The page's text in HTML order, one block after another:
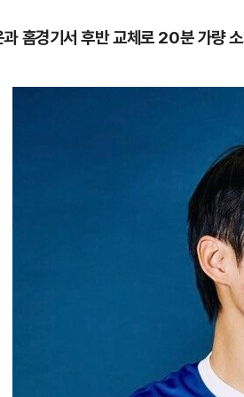
홈경기서 후반 교체로 20분 가량